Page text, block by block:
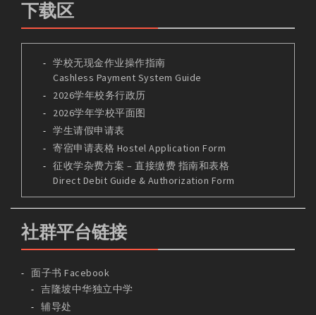
下载区
学校无现金作业操作指南
Cashless Payment System Guide
2026学年校务行政历
2026学年学校平面图
学生请假申请表
寄宿申请表格 Hostel Application Form
征收学杂费方案 – 直接缴费 指南和表格
Direct Debit Guide & Authorization Form
社群平台链接
面子书 Facebook
吉隆坡中华独立中学
辅导处